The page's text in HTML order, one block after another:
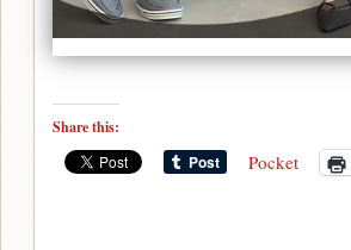
Share this:
Pocket